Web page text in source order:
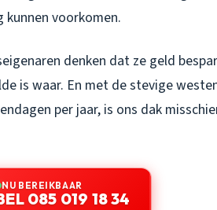
voorkomen.
denken dat ze geld
is waar. En met de stevige
per jaar, is ons dak
NU BEREIKBAAR
085 019 18 34